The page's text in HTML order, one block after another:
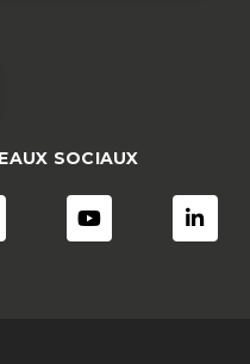
SOCIAUX